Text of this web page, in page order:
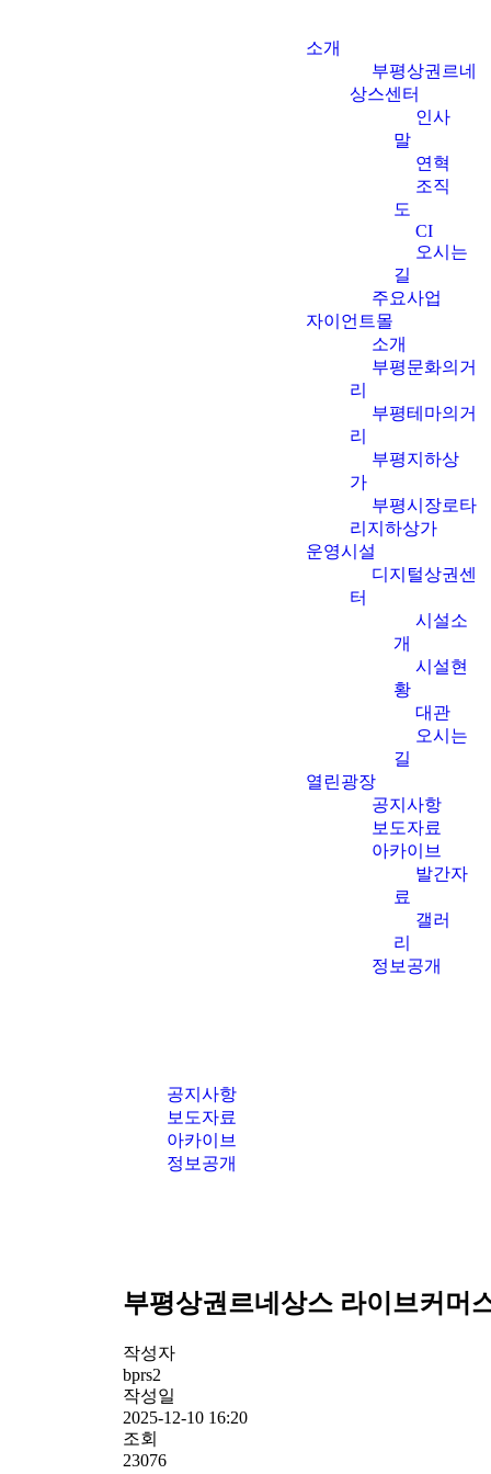
소개
부평상권르네
상스센터
인사
말
연혁
조직
도
CI
오시는
길
주요사업
자이언트몰
소개
부평문화의거
리
부평테마의거
리
부평지하상
가
부평시장로타
리지하상가
운영시설
디지털상권센
터
시설소
개
시설현
황
대관
오시는
길
열린광장
공지사항
보도자료
아카이브
발간자
료
갤러
리
정보공개
공지사항
보도자료
아카이브
정보공개
부평상권르네상스 라이브커머
작성자
bprs2
작성일
2025-12-10 16:20
조회
23076